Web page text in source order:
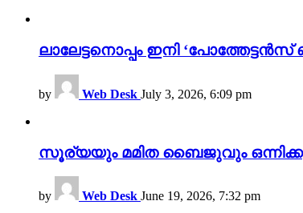
ലാലേട്ടനൊപ്പം ഇനി ‘പോത്തേട്ടൻസ്
by Web Desk July 3, 2026, 6:09 pm
സൂര്യയും മമിത ബൈജുവും
by Web Desk June 19, 2026, 7:32 pm